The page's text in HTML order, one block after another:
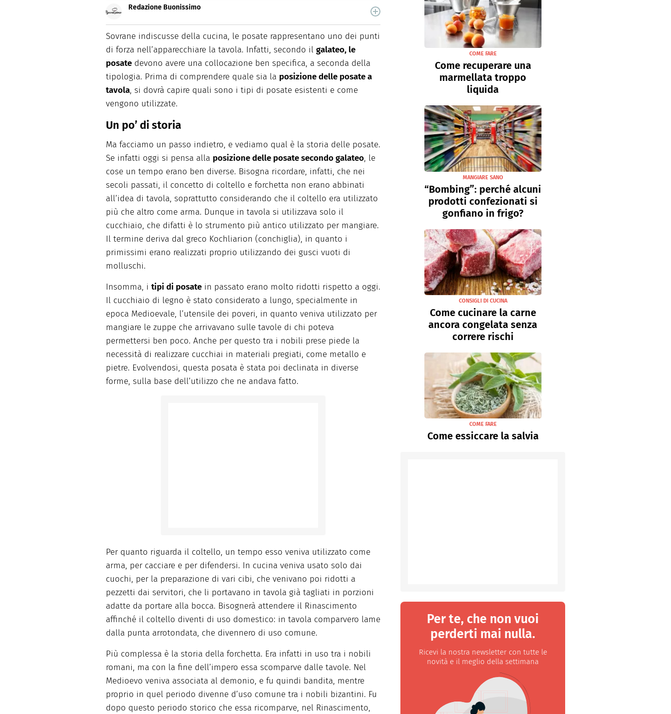
Redazione Buonissimo
Buonissimo è il magazine di cucina di Italiaonline nel quale trovi idee veloci,
facili e spiegate passo passo.
Sovrane indiscusse della cucina, le posate rappresentano uno dei punti
di forza nell’apparecchiare la tavola. Infatti, secondo il galateo, le
posate devono avere una collocazione ben specifica, a seconda della
tipologia. Prima di comprendere quale sia la posizione delle posate a
tavola, si dovrà capire quali sono i tipi di posate esistenti e come
vengono utilizzate.
Un po’ di storia
Ma facciamo un passo indietro, e vediamo qual è la storia delle posate.
Se infatti oggi si pensa alla posizione delle posate secondo galateo, le
cose un tempo erano ben diverse. Bisogna ricordare, infatti, che nei
secoli passati, il concetto di coltello e forchetta non erano abbinati
all’idea di tavola, soprattutto considerando che il coltello era utilizzato
più che altro come arma. Dunque in tavola si utilizzava solo il
cucchiaio, che difatti è lo strumento più antico utilizzato per mangiare.
Il termine deriva dal greco Kochliarion (conchiglia), in quanto i
primissimi erano realizzati proprio utilizzando dei gusci vuoti di
molluschi.
Insomma, i tipi di posate in passato erano molto ridotti rispetto a oggi.
Il cucchiaio di legno è stato considerato a lungo, specialmente in
epoca Medioevale, l’utensile dei poveri, in quanto veniva utilizzato per
mangiare le zuppe che arrivavano sulle tavole di chi poteva
permettersi ben poco. Anche per questo tra i nobili prese piede la
necessità di realizzare cucchiai in materiali pregiati, come metallo e
pietre. Evolvendosi, questa posata è stata poi declinata in diverse
forme, sulla base dell’utilizzo che ne andava fatto.
Per quanto riguarda il coltello, un tempo esso veniva utilizzato come
arma, per cacciare e per difendersi. In cucina veniva usato solo dai
cuochi, per la preparazione di vari cibi, che venivano poi ridotti a
pezzetti dai servitori, che li portavano in tavola già tagliati in porzioni
adatte da portare alla bocca. Bisognerà attendere il Rinascimento
affinché il coltello diventi di uso domestico: in tavola comparvero lame
dalla punta arrotondata, che divennero di uso comune.
Più complessa è la storia della forchetta. Era infatti in uso tra i nobili
romani, ma con la fine dell’impero essa scomparve dalle tavole. Nel
Medioevo veniva associata al demonio, e fu quindi bandita, mentre
proprio in quel periodo divenne d’uso comune tra i nobili bizantini. Fu
dopo questo periodo storico che essa ricomparve, nel Rinascimento,
COME FARE
Come recuperare una
marmellata troppo
liquida
MANGIARE SANO
“Bombing”: perché alcuni
prodotti confezionati si
gonfiano in frigo?
CONSIGLI DI CUCINA
Come cucinare la carne
ancora congelata senza
correre rischi
COME FARE
Come essiccare la salvia
Per te, che non vuoi
perderti mai nulla.
Ricevi la nostra newsletter con tutte le
novità e il meglio della settimana